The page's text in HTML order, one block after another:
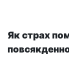
Як страх